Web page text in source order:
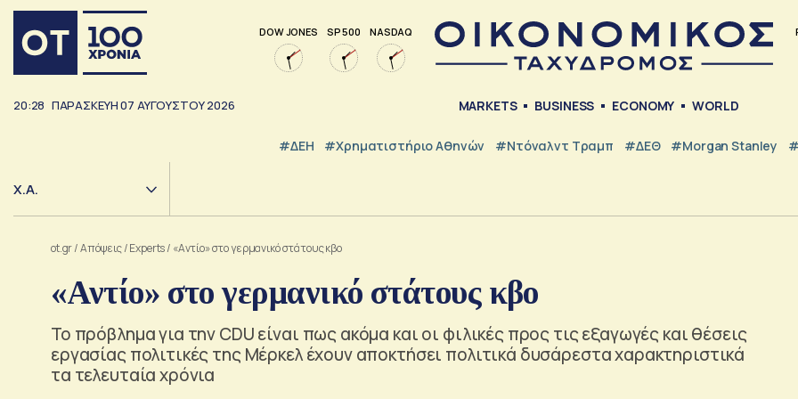
DOW JONES SP 500 NASDAQ
20:28 ΠΑΡΑΣΚΕΥΗ07 ΑΥΓΟΥΣΤΟΥ2026 MARKETS BUSINESS ECONOMY WORLD
#ΔΕΗ #Χρηματιστήριο Αθηνών #Ντόναλντ Τραμπ #ΔΕΘ #Morgan Stanley
Χ.Α.
ot.gr/Απόψεις/Experts/ «Αντίο» στο γερμανικό στάτους κβο
«Αντίο» στο γερμανικό στάτους κβο
Το πρόβλημα για την CDU είναι πως ακόμα και οι φιλικές προς τις εξαγωγές και θέσεις
εργασίας πολιτικές της Μέρκελ έχουν αποκτήσει πολιτικά δυσάρεστα χαρακτηριστικά
τα τελευταία χρόνια